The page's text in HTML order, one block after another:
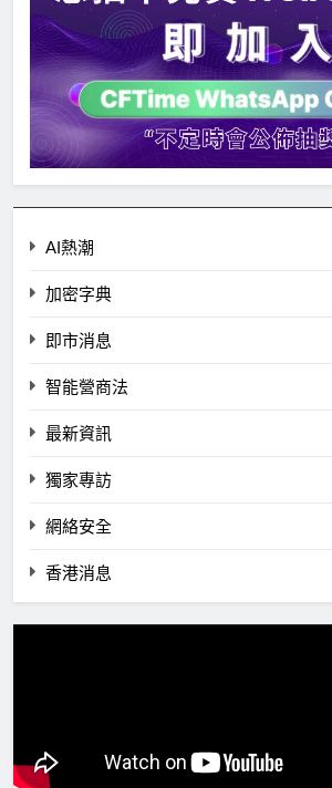
AI熱潮
加密字典
即市消息
智能營商法
最新資訊
獨家專訪
網絡安全
香港消息